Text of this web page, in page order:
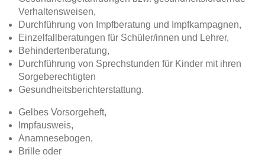
Verhaltensweisen,
Durchführung von Impfberatung und Impfkampagnen,
Einzelfallberatungen für Schüler/innen und Lehrer,
Behindertenberatung,
Durchführung von Sprechstunden für Kinder mit ihren
Sorgeberechtigten
Gesundheitsberichterstattung.
Gelbes Vorsorgeheft,
Impfausweis,
Anamnesebogen,
Brille oder